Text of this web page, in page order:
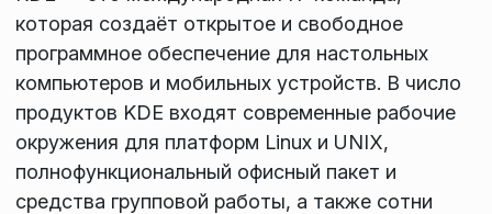
которая создаёт открытое и свободное
программное обеспечение для настольных
компьютеров и мобильных устройств. В число
продуктов KDE входят современные рабочие
окружения для платформ Linux и UNIX,
полнофункциональный офисный пакет и
средства групповой работы, а также сотни